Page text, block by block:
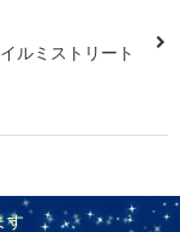
ルミストリート
す